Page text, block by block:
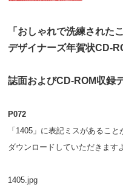
「おしゃれで洗練された
デザイナーズ年賀状CD-
誌面およびCD-ROM収録
P072
「1405」に表記ミスがあるこ
ダウンロードしていただきます
1405.jpg